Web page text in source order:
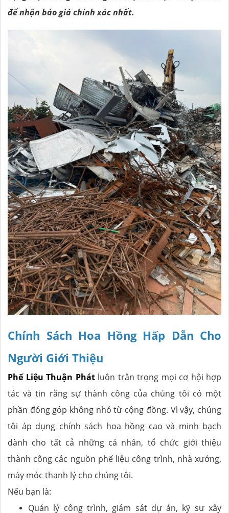
để nhận báo giá chính xác nhất.
Chính Sách Hoa Hồng Hấp Dẫn Cho
Người Giới Thiệu
Phế Liệu Thuận Phátluôn trân trọng mọi cơ hội hợp
tác và tin rằng sự thành công của chúng tôi có một
phần đóng góp không nhỏ từ cộng đồng. Vì vậy, chúng
tôi áp dụng chính sách hoa hồng cao và minh bạch
dành cho tất cả những cá nhân, tổ chức giới thiệu
thành công các nguồn phế liệu công trình, nhà xưởng,
máy móc thanh lý cho chúng tôi.
Nếu bạn là:
Quản lý công trình, giám sát dự án, kỹ sư xây